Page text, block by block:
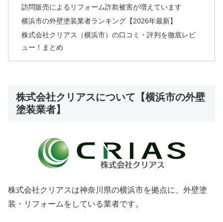
訪問販売によるリフォーム詐欺被害が増えています
横浜市の外壁塗装業者ランキング【2026年最新】
株式会社クリアス（横浜市）の口コミ・評判を徹底レビ
ュー！まとめ
株式会社クリアスについて【横浜市の外壁
塗装業者】
株式会社クリアスは神奈川県の横浜市を拠点に、外壁塗
装・リフォームをしている業者です。